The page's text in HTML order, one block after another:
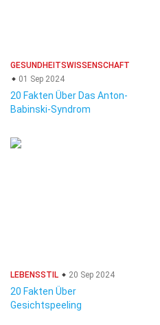
GESUNDHEITSWISSENSCHAFT
01 Sep 2024
20 Fakten Über Das Anton-
Babinski-Syndrom
LEBENSSTIL 20 Sep 2024
20 Fakten Über
Gesichtspeeling